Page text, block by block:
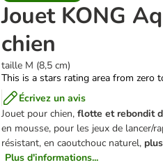
Jouet KONG
chien
taille M (8,5 cm)
This is a stars rating area from zero
Écrivez un avis
Jouet pour chien, flotte et rebondit
en mousse, pour les jeux de lancer/
résistant, en caoutchouc naturel,
Plus d'informations...